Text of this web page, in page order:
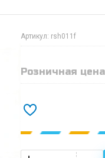
Артикул: rsh011f
Розничная цена